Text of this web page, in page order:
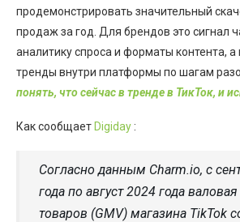
продемонстрировать значительный
продаж за год. Для брендов это сигнал
аналитику спроса и форматы контента,
тренды внутри платформы по шагам
понять, что сейчас в тренде в ТикТок, и
Как сообщает Digiday :
Согласно данным Charm.io, с
года по август 2024 года
товаров (GMV) магазина TikTok